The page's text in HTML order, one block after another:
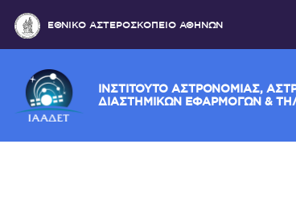
ΙΝΣΤΙΤΟΥΤΟ ΑΣΤΡΟΝΟΜΙΑΣ,
ΕΘΝΙΚΟ ΑΣΤΕΡΟΣΚΟΠΕΙΟ ΑΘΗΝΩΝ